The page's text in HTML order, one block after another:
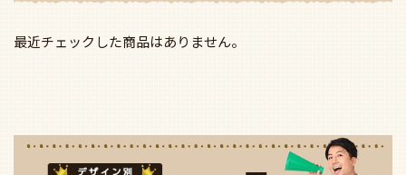
最近チェックした商品はありません。